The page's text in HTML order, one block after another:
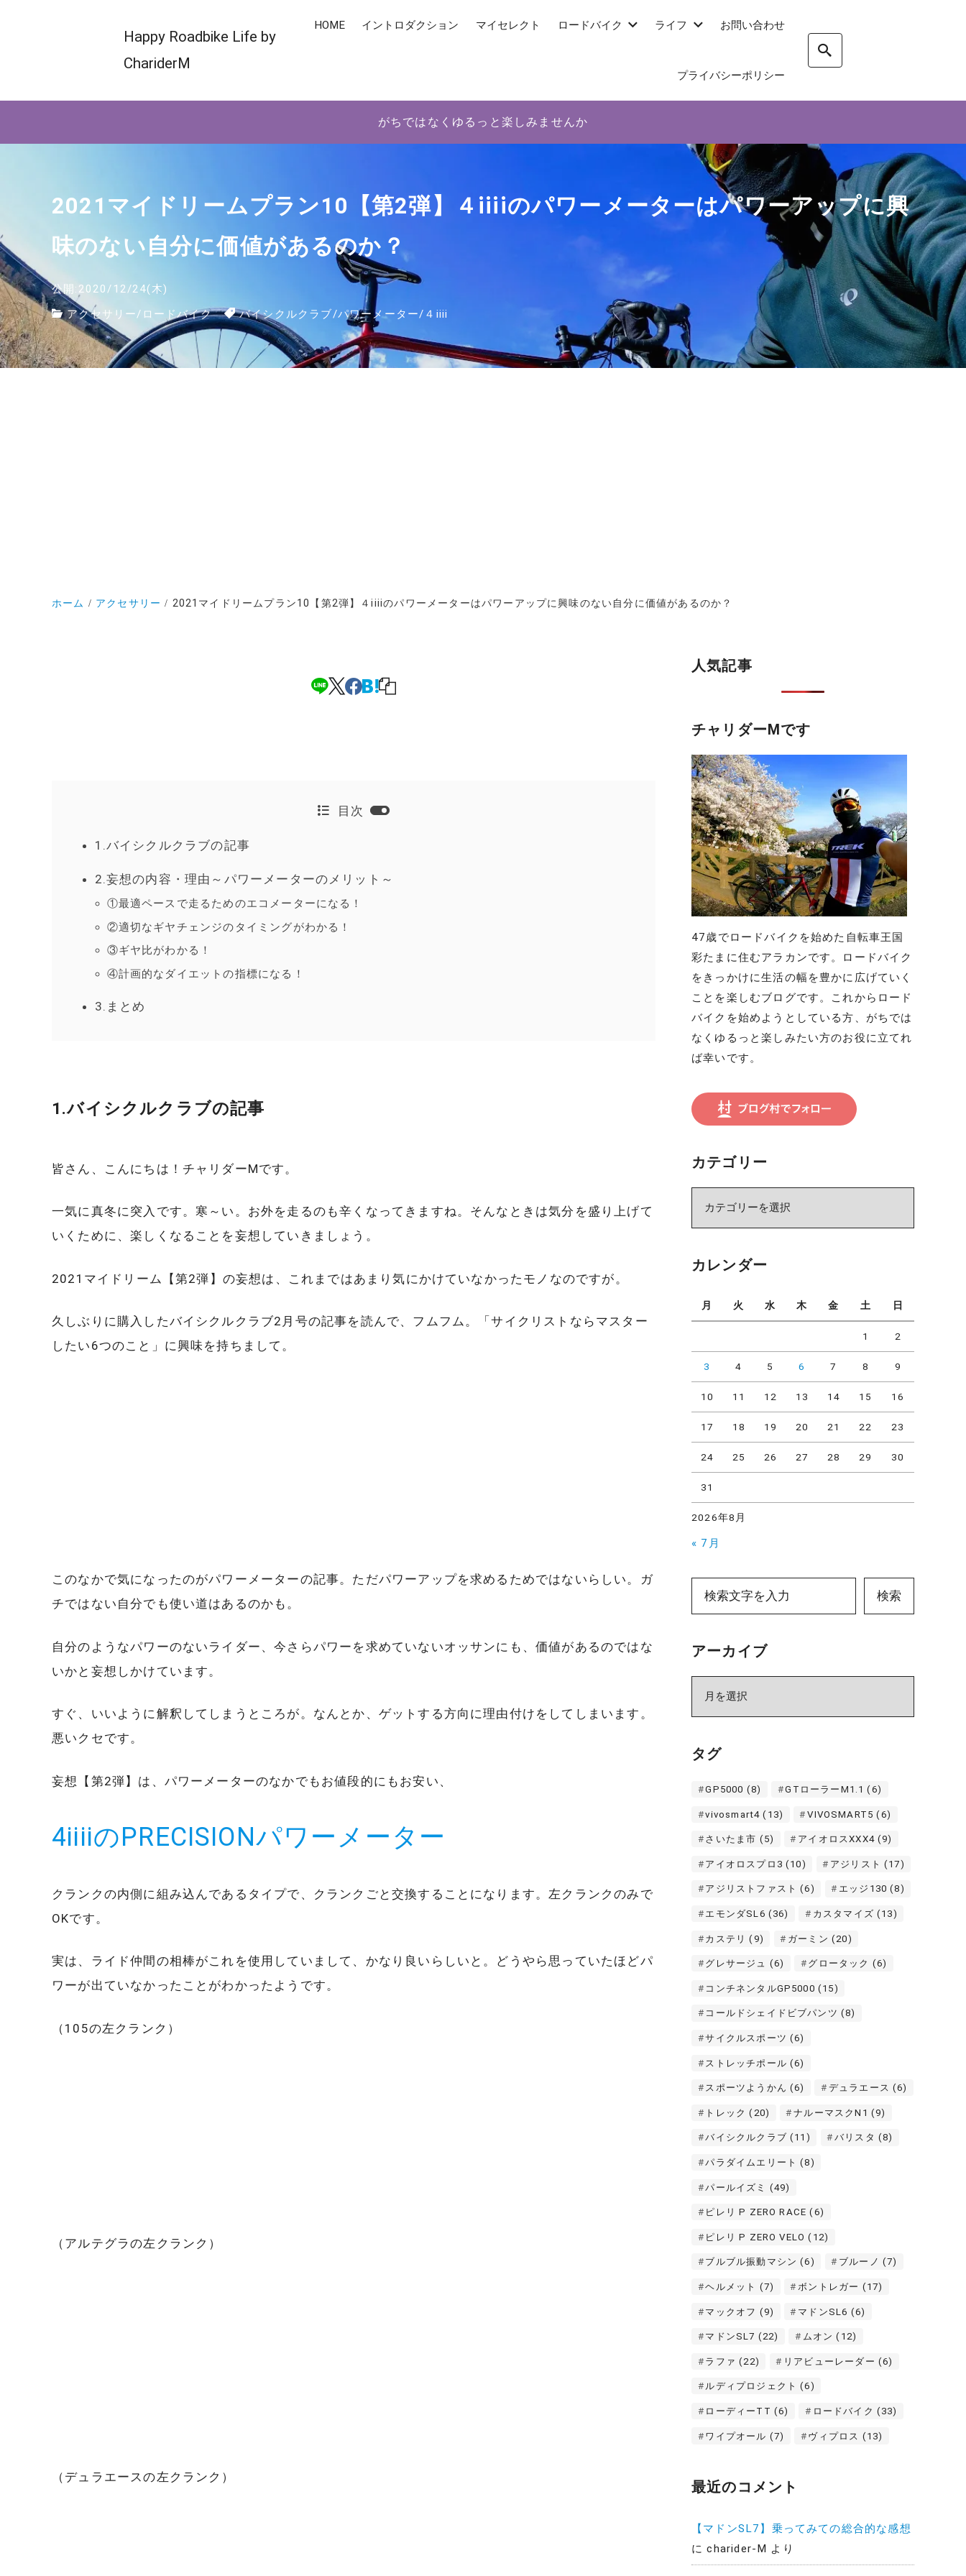
Happy Roadbike Life by
ChariderM
HOME イントロダクション マイセレクト ロードバイク ライフ お問い合わせ
プライバシーポリシー
がちではなくゆるっと楽しみませんか
2021マイドリームプラン10【第2弾】４iiiiのパワーメーターはパワーアップに興
味のない自分に価値があるのか？
公開:2020/12/24(木)
アクセサリー/ ロードバイク バイシクルクラブ/パワーメーター/ ４iiii
ホーム アクセサリー 2021マイドリームプラン10【第2弾】４iiiiのパワーメーターはパワーアップに興味のない自分に価値があるのか？
目次
1.バイシクルクラブの記事
2.妄想の内容・理由～パワーメーターのメリット～
①最適ペースで走るためのエコメーターになる！
②適切なギヤチェンジのタイミングがわかる！
③ギヤ比がわかる！
④計画的なダイエットの指標になる！
3.まとめ
1.バイシクルクラブの記事
皆さん、こんにちは！チャリダーMです。
一気に真冬に突入です。寒～い。お外を走るのも辛くなってきますね。そんなときは気分を盛り上げて
いくために、楽しくなることを妄想していきましょう。
2021マイドリーム【第2弾】の妄想は、これまではあまり気にかけていなかったモノなのですが。
久しぶりに購入したバイシクルクラブ2月号の記事を読んで、フムフム。「サイクリストならマスター
したい6つのこと」に興味を持ちまして。
このなかで気になったのがパワーメーターの記事。ただパワーアップを求めるためではないらしい。ガ
チではない自分でも使い道はあるのかも。
自分のようなパワーのないライダー、今さらパワーを求めていないオッサンにも、価値があるのではな
いかと妄想しかけています。
すぐ、いいように解釈してしまうところが。なんとか、ゲットする方向に理由付けをしてしまいます。
悪いクセです。
妄想【第2弾】は、パワーメーターのなかでもお値段的にもお安い、
4iiiiのPRECISIONパワーメーター
クランクの内側に組み込んであるタイプで、クランクごと交換することになります。左クランクのみで
OKです。
実は、ライド仲間の相棒がこれを使用していまして、かなり良いらしいと。どうやら思っていたほどパ
ワーが出ていなかったことがわかったようです。
（105の左クランク）
（アルテグラの左クランク）
（デュラエースの左クランク）
人気記事
チャリダーMです
47歳でロードバイクを始めた自転車王国
彩たまに住むアラカンです。ロードバイク
をきっかけに生活の幅を豊かに広げていく
ことを楽しむブログです。これからロード
バイクを始めようとしている方、がちでは
なくゆるっと楽しみたい方のお役に立てれ
ば幸いです。
カテゴリー
リ
カレンダー
2026年8月
月 火 水 木 金 土 日
1 2
3 4 5 6 7 8 9
10 11 12 13 14 15 16
17 18 19 20 21 22 23
24 25 26 27 28 29 30
31
« 7月
検索
アーカイブ
イ
タグ
GP5000 (8) GTローラーM1.1 (6)
vivosmart4 (13) VIVOSMART5 (6)
さいたま市 (5) アイオロスXXX4(9)
アイオロスプロ3 (10) アジリスト (17)
アジリストファスト (6) エッジ130 (8)
エモンダSL6 (36) カスタマイズ (13)
カステリ (9) ガーミン (20)
グレサージュ (6) グロータック (6)
コンチネンタルGP5000 (15)
コールドシェイドビブパンツ (8)
サイクルスポーツ (6)
ストレッチポール (6)
スポーツようかん (6) デュラエース (6)
トレック (20) ナルーマスクN1 (9)
バイシクルクラブ (11) バリスタ (8)
パラダイムエリート (8)
パールイズミ (49)
ピレリ P ZERO RACE (6)
ピレリ P ZERO VELO (12)
ブルブル振動マシン (6) ブルーノ (7)
ヘルメット (7) ボントレガー (17)
マックオフ (9) マドンSL6 (6)
マドンSL7 (22) ムオン (12)
ラファ (22) リアビューレーダー (6)
ルディプロジェクト (6)
ローディーTT (6) ロードバイク (33)
ワイプオール (7) ヴィプロス (13)
最近のコメント
【マドンSL7】乗ってみての総合的な感想
にcharider-M より